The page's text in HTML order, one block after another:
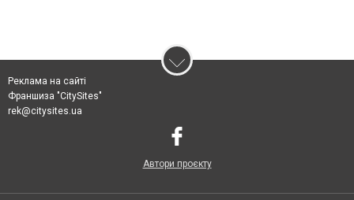
Реклама на сайті
Франшиза "CitySites"
rek@citysites.ua
Автори проєкту